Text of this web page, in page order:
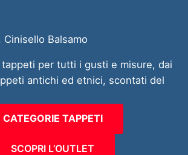
Cinisello Balsamo
per tutti i gusti e misure, dai
antichi ed etnici, scontati del
CATEGORIE TAPPETI
SCOPRI L’OUTLET